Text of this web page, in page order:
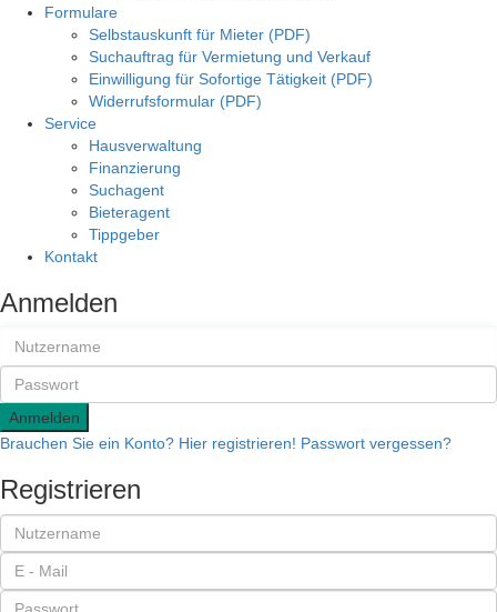
Formulare
Selbstauskunft für Mieter (PDF)
Suchauftrag für Vermietung und Verkauf
Einwilligung für Sofortige Tätigkeit (PDF)
Widerrufsformular (PDF)
Service
Hausverwaltung
Finanzierung
Suchagent
Bieteragent
Tippgeber
Kontakt
Anmelden
Anmelden
Brauchen Sie ein Konto? Hier registrieren! Passwort vergessen?
Registrieren